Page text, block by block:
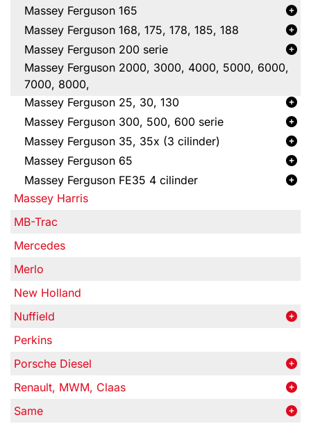
Massey Ferguson 165
Massey Ferguson 168, 175, 178, 185, 188
Massey Ferguson 200 serie
Massey Ferguson 2000, 3000, 4000, 5000, 6000,
7000, 8000,
Massey Ferguson 25, 30, 130
Massey Ferguson 300, 500, 600 serie
Massey Ferguson 35, 35x (3 cilinder)
Massey Ferguson 65
Massey Ferguson FE35 4 cilinder
Massey Harris
MB-Trac
Mercedes
Merlo
New Holland
Nuffield
Perkins
Porsche Diesel
Renault, MWM, Claas
Same